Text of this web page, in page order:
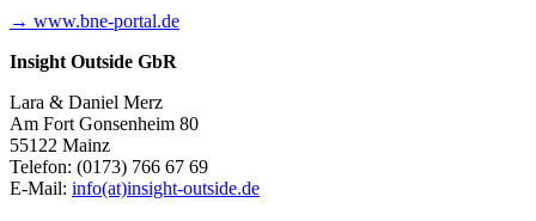
→ www.bne-portal.de
Insight Outside GbR
Lara & Daniel Merz
Am Fort Gonsenheim 80
55122 Mainz
Telefon: (0173) 766 67 69
E-Mail: info(at)insight-outside.de